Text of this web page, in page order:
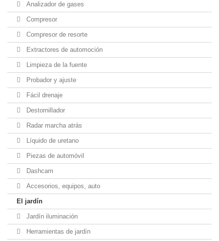
Analizador de gases
Compresor
Compresor de resorte
Extractores de automoción
Limpieza de la fuente
Probador y ajuste
Fácil drenaje
Destornillador
Radar marcha atrás
Líquido de uretano
Piezas de automóvil
Dashcam
Accesorios, equipos, auto
El jardín
Jardín iluminación
Herramientas de jardín